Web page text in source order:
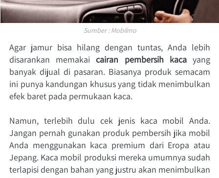
Sumber : Mobilmo
Agar jamur bisa hilang dengan tuntas, Anda lebih
disarankan memakai cairan pembersih kaca yang
banyak dijual di pasaran. Biasanya produk semacam
ini punya kandungan khusus yang tidak menimbulkan
efek baret pada permukaan kaca.
Namun, terlebih dulu cek jenis kaca mobil Anda.
Jangan pernah gunakan produk pembersih jika mobil
Anda menggunakan kaca premium dari Eropa atau
Jepang. Kaca mobil produksi mereka umumnya sudah
terlapisi dengan bahan yang justru akan menimbulkan